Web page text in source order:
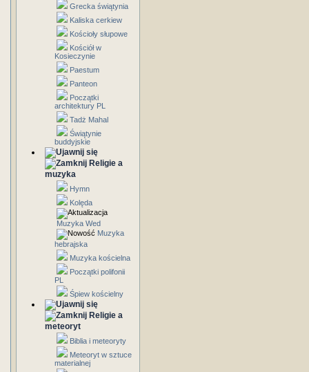
Grecka świątynia
Kaliska cerkiew
Kościoły słupowe
Kościół w
Kosieczynie
Paestum
Panteon
Początki
architektury PL
Tadż Mahal
Świątynie
buddyjskie
Religie a
muzyka
Hymn
Kolęda
Muzyka Wed
Muzyka
hebrajska
Muzyka kościelna
Początki polifonii
PL
Śpiew kościelny
Religie a
meteoryt
Biblia i meteoryty
Meteoryt w sztuce
materialnej